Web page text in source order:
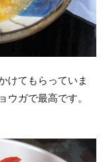
けてもらっていま
ガで最高です。